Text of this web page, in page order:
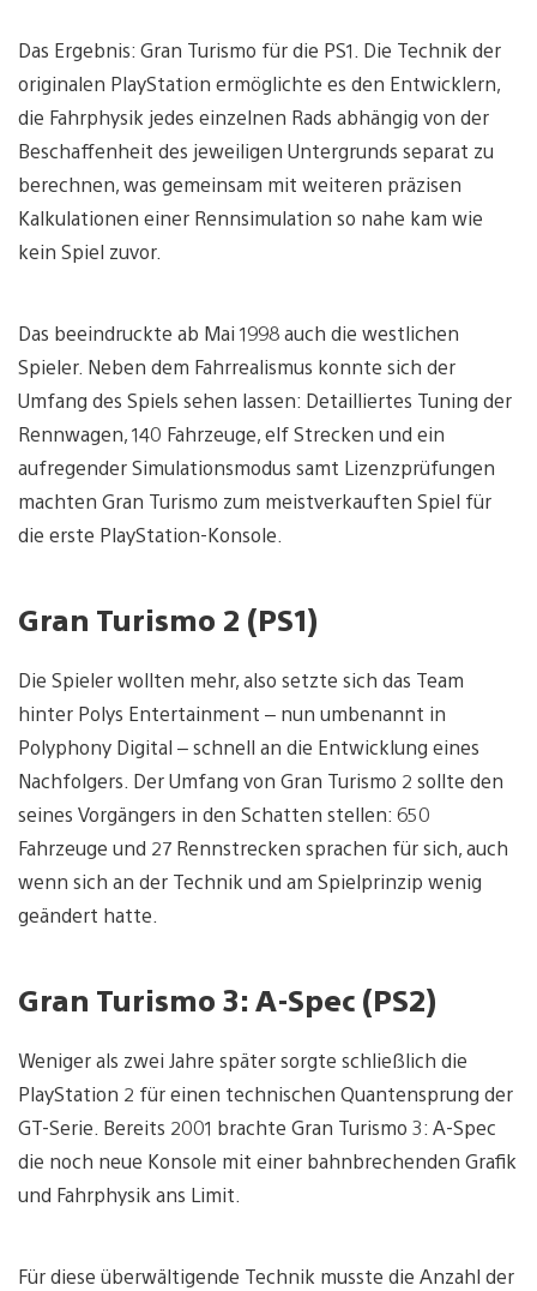
Das Ergebnis: Gran Turismo für die PS1. Die Technik der
originalen PlayStation ermöglichte es den Entwicklern,
die Fahrphysik jedes einzelnen Rads abhängig von der
Beschaffenheit des jeweiligen Untergrunds separat zu
berechnen, was gemeinsam mit weiteren präzisen
Kalkulationen einer Rennsimulation so nahe kam wie
kein Spiel zuvor.
Das beeindruckte ab Mai 1998 auch die westlichen
Spieler. Neben dem Fahrrealismus konnte sich der
Umfang des Spiels sehen lassen: Detailliertes Tuning der
Rennwagen, 140 Fahrzeuge, elf Strecken und ein
aufregender Simulationsmodus samt Lizenzprüfungen
machten Gran Turismo zum meistverkauften Spiel für
die erste PlayStation-Konsole.
Gran Turismo 2 (PS1)
Die Spieler wollten mehr, also setzte sich das Team
hinter Polys Entertainment – nun umbenannt in
Polyphony Digital – schnell an die Entwicklung eines
Nachfolgers. Der Umfang von Gran Turismo 2 sollte den
seines Vorgängers in den Schatten stellen: 650
Fahrzeuge und 27 Rennstrecken sprachen für sich, auch
wenn sich an der Technik und am Spielprinzip wenig
geändert hatte.
Gran Turismo 3: A-Spec (PS2)
Weniger als zwei Jahre später sorgte schließlich die
PlayStation 2 für einen technischen Quantensprung der
GT-Serie. Bereits 2001 brachte Gran Turismo 3: A-Spec
die noch neue Konsole mit einer bahnbrechenden Grafik
und Fahrphysik ans Limit.
Für diese überwältigende Technik musste die Anzahl der